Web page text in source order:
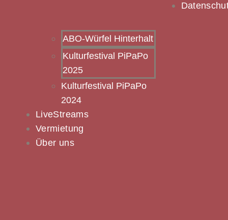
ABO-Würfel Hinterhalt
Kulturfestival PiPaPo
2025
Kulturfestival PiPaPo
2024
LiveStreams
Vermietung
Über uns